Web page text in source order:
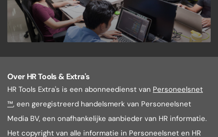
Over HR Tools & Extra's
HR Tools Extra's is een abonneedienst van Personeelsnet
™, een geregistreerd handelsmerk van Personeelsnet
Media BV, een onafhankelijke aanbieder van HR informatie.
Het copyright van alle informatie in Personeelsnet en HR